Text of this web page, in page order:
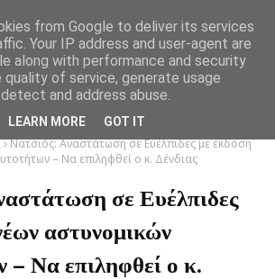
Νατσιός: Αναστάτωση σε Ευέλπιδες με έκδοση
– Να επιληφθεί ο κ. Δένδιας
σε Ευέλπιδες
αστυνομικών
– Να επιληφθεί ο κ.
from Google to deliver its services
Your IP address and user-agent are
along with performance and security
of service, generate usage
and address abuse.
LEARN MORE GOT IT